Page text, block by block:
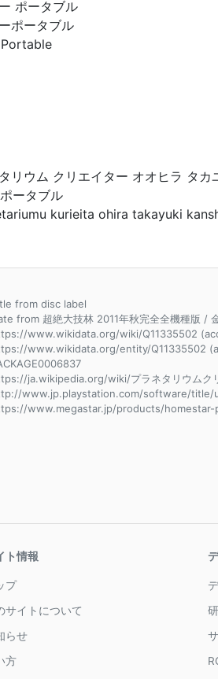
ポータブル
ポータブル
リウム クリエイター オオヒラ タカ
ータブル
kurieita ohira takayuki
from disc label
from 超絶大技林 2011年秋完全全機種版 /
www.wikidata.org/wiki/Q11335502
www.wikidata.org/entity/Q11335502
ja.wikipedia.org/wiki/プラネタリウムク
www.jp.playstation.com/software/title/
www.megastar.jp/products/homestar-
ト情報
プ
サイトについて
らせ
方